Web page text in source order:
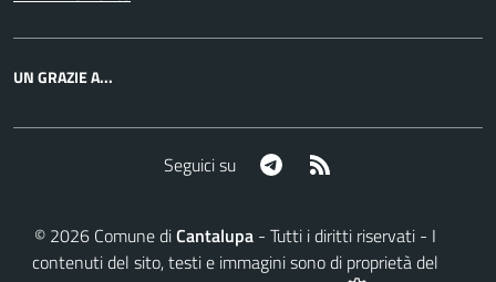
UN GRAZIE A...
Seguici su Telegram
© 2026Comune diCantalupa- Tutti i diritti riservati - I
contenuti del sito, testi e immagini sono di proprietà del